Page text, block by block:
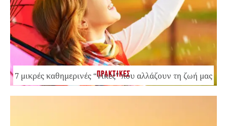
ΠΡΑΚΤΙΚΕΣ
7 μικρές καθημερινές “νίκες” που αλλάζουν τη ζωή μας